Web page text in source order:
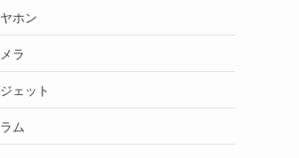
ホン
ラ
ェット
ム